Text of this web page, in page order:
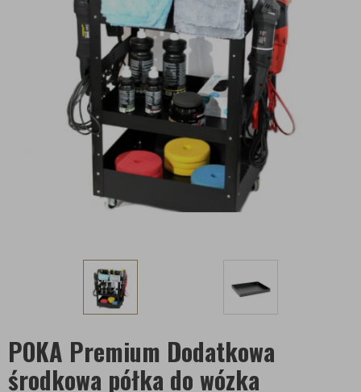
POKA Premium Dodatkowa
środkowa półka do wózka